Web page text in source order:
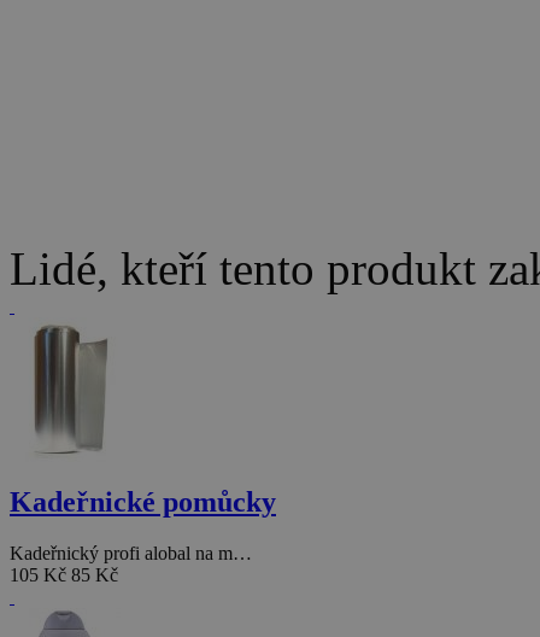
Lidé, kteří tento produkt
Kadeřnické pomůcky
Kadeřnický profi alobal na m…
105 Kč 85 Kč